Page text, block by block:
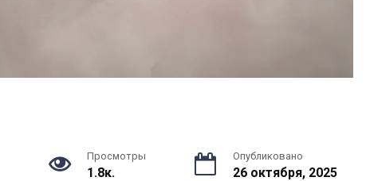
Просмотры
1.8к.
Опубликовано
26 октября, 2025